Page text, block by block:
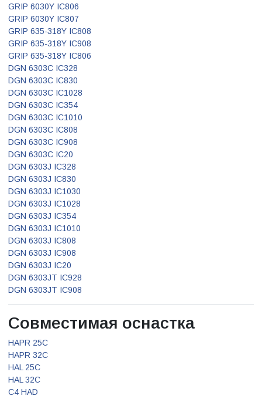
GRIP 6030Y IC806
GRIP 6030Y IC807
GRIP 635-318Y IC808
GRIP 635-318Y IC908
GRIP 635-318Y IC806
DGN 6303C IC328
DGN 6303C IC830
DGN 6303C IC1028
DGN 6303C IC354
DGN 6303C IC1010
DGN 6303C IC808
DGN 6303C IC908
DGN 6303C IC20
DGN 6303J IC328
DGN 6303J IC830
DGN 6303J IC1030
DGN 6303J IC1028
DGN 6303J IC354
DGN 6303J IC1010
DGN 6303J IC808
DGN 6303J IC908
DGN 6303J IC20
DGN 6303JT IC928
DGN 6303JT IC908
Совместимая оснастка
HAPR 25C
HAPR 32C
HAL 25C
HAL 32C
C4 HAD